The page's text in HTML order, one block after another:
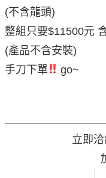
(不含龍頭)
整組只要$11500元
(產品不含安裝)
手刀下單
go~
立即洽